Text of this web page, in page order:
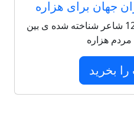
جهان برای هزاره
مجموعه شعر بی نظیر از 125 شاعر شناخته شده ی بین
مردم هزاره
بخرید